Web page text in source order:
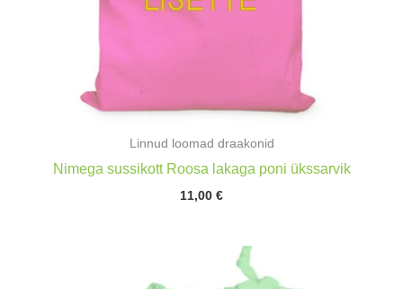
Linnud loomad draakonid
Nimega sussikott Roosa lakaga poni ükssarvik
11,00 €